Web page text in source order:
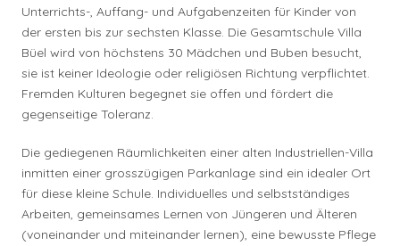
Unterrichts-, Auffang- und Aufgabenzeiten für Kinder von
der ersten bis zur sechsten Klasse. Die Gesamtschule Villa
Büel wird von höchstens 30 Mädchen und Buben besucht,
sie ist keiner Ideologie oder religiösen Richtung verpflichtet.
Fremden Kulturen begegnet sie offen und fördert die
gegenseitige Toleranz.
Die gediegenen Räumlichkeiten einer alten Industriellen-Villa
inmitten einer grosszügigen Parkanlage sind ein idealer Ort
für diese kleine Schule. Individuelles und selbstständiges
Arbeiten, gemeinsames Lernen von Jüngeren und Älteren
(voneinander und miteinander lernen), eine bewusste Pflege